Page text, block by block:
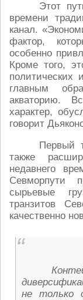
Этот
времени
канал.
фактор,
особенно
Кроме того,
политических
главным
акваторию.
характер,
говорит
Первый
также
недавнего
Севморпути
сырьевые
транзитов
качественно
не только